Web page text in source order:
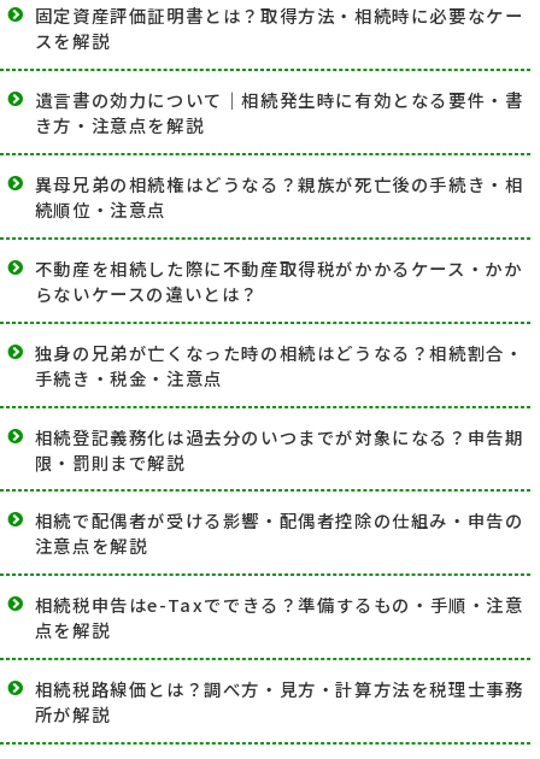
固定資産評価証明書とは？取得方法・相続時に必要なケー
スを解説
遺言書の効力について｜相続発生時に有効となる要件・書
き方・注意点を解説
異母兄弟の相続権はどうなる？親族が死亡後の手続き・相
続順位・注意点
不動産を相続した際に不動産取得税がかかるケース・かか
らないケースの違いとは？
独身の兄弟が亡くなった時の相続はどうなる？相続割合・
手続き・税金・注意点
相続登記義務化は過去分のいつまでが対象になる？申告期
限・罰則まで解説
相続で配偶者が受ける影響・配偶者控除の仕組み・申告の
注意点を解説
相続税申告はe-Taxでできる？準備するもの・手順・注意
点を解説
相続税路線価とは？調べ方・見方・計算方法を税理士事務
所が解説